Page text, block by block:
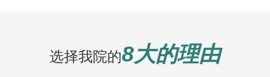
选择我院的8大的理由